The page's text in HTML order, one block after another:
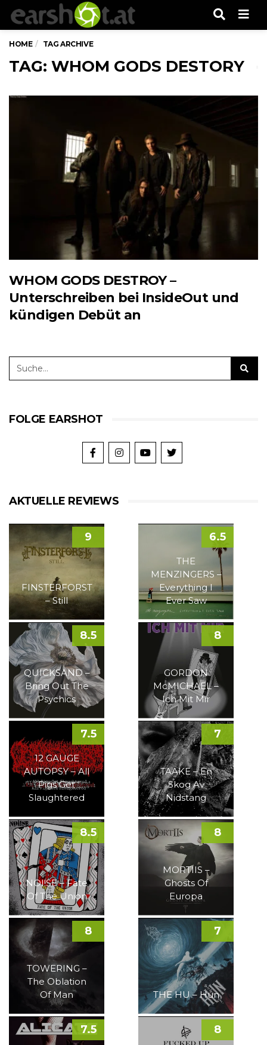
HOME TAG ARCHIVE
TAG: WHOM GODS DESTORY
WHOM GODS DESTROY –
Unterschreiben bei InsideOut und
kündigen Debüt an
FOLGE EARSHOT
AKTUELLE REVIEWS
FINSTERFORST
– Still
9
THE
MENZINGERS –
Everything I
Ever Saw
6.5
QUICKSAND –
Bring Out The
Psychics
8.5
GORDON
McMICHAEL –
Ich Mit Mir
8
12 GAUGE
AUTOPSY – All
Pigs Get
Slaughtered
7.5
TAAKE – En
Skog Av
Nidstang
7
NOI!SE – Fate
Of The Union
8.5
MORTIIS –
Ghosts Of
Europa
8
TOWERING –
The Oblation
Of Man
8
THE HU – Hun
7
7.5 8